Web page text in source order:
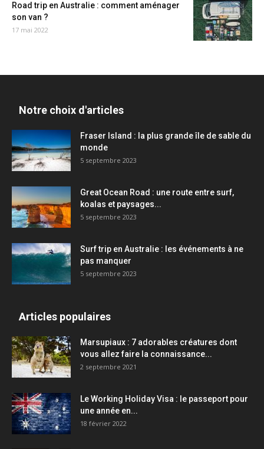
Road trip en Australie : comment aménager
son van ?
17 mai 2022
Notre choix d'articles
Fraser Island : la plus grande île de sable du
monde
5 septembre 2023
Great Ocean Road : une route entre surf,
koalas et paysages...
5 septembre 2023
Surf trip en Australie : les événements à ne
pas manquer
5 septembre 2023
Articles populaires
Marsupiaux : 7 adorables créatures dont
vous allez faire la connaissance...
2 septembre 2021
Le Working Holiday Visa : le passeport pour
une année en...
18 février 2022